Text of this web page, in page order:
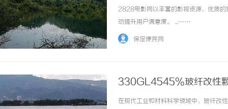
2828电影网以丰富的影视资源、优质的
动提升用户满意度。 ...……
保定便民网
330GL4545%玻纤改性
在现代工业和材料科学领域中，玻纤改